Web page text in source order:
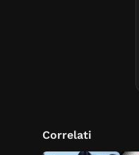
Correlati